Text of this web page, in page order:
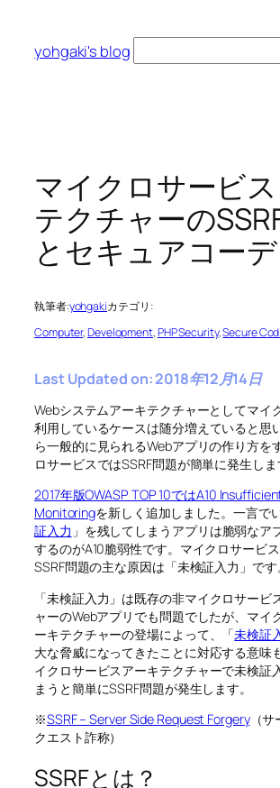
yohgaki's blog
索
マイクロサービ
テクチャーの
とセキュアコー
執筆者:yohgakiカテゴリ:
Computer, Development, PHP Security, Secure
Last Updated on: 2018年12月14日
Webシステムアーキテクチャーとしてマイ
利用しているケースは随分増えていると思
ら一般的に見られるWebアプリの作り方を
ロサービスではSSRF問題が簡単に発生しま
2017年版OWASP TOP 10ではA10
Monitoringを新しく追加しました。一言で
証入力 」を残してしまうアプリは脆弱なア
するのがA10脆弱性です。マイクロサービ
SSRF問題の主な原因は「未検証入力」です
「未検証入力」は既存の非マイクロサービ
ャーのWebアプリでも問題でしたが、マイ
ーキテクチャーの登場によって、「未検証
大な脅威になってきたことに対応する意味
イクロサービスアーキテクチャーで未検証
まうと簡単にSSRF問題が発生します。
※SSRF – Server Side Request Forgery（サ
クエスト詐称）
SSRFとは？